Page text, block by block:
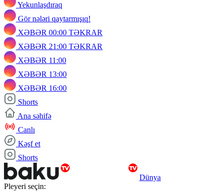
Yekunlaşdıraq
Gör nələri qaytarmışıq!
XƏBƏR 00:00 TƏKRAR
XƏBƏR 21:00 TƏKRAR
XƏBƏR 11:00
XƏBƏR 13:00
XƏBƏR 16:00
Shorts
Ana səhifə
Canlı
Kəşf et
Shorts
Dünya
Pleyeri seçin: